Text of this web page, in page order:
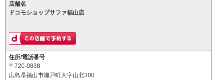
店舗名
ドコモショップサファ福山店
住所/電話番号
〒720-0838
広島県福山市瀬戸町大字山北300